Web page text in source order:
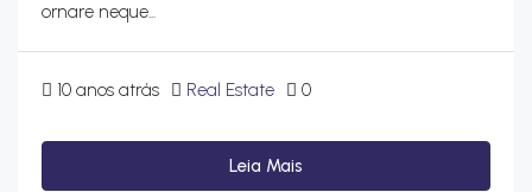
ornare neque...
10 anos atrás Real Estate 0
Leia Mais